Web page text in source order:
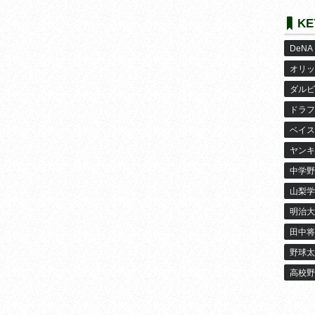
DeNA
オリ
ダル
ドラ
ベイ
ヤン
中学
山梨
明治大
田中
野球
高校